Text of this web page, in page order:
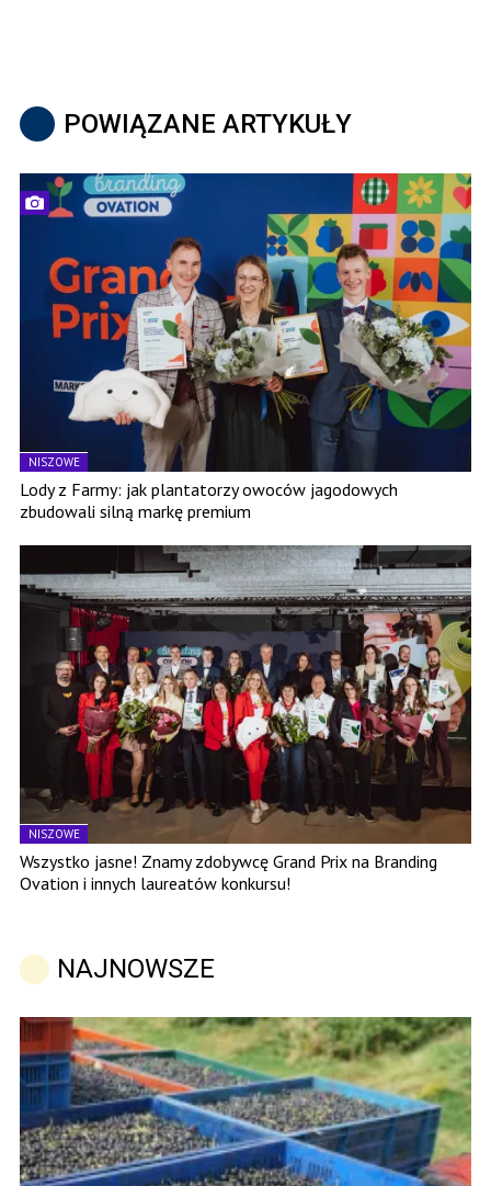
POWIĄZANE ARTYKUŁY
NISZOWE
Lody z Farmy: jak plantatorzy owoców jagodowych
zbudowali silną markę premium
NISZOWE
Wszystko jasne! Znamy zdobywcę Grand Prix na Branding
Ovation i innych laureatów konkursu!
NAJNOWSZE